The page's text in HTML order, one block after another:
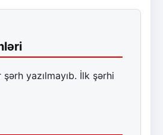
yazılmayıb. İlk şərhi